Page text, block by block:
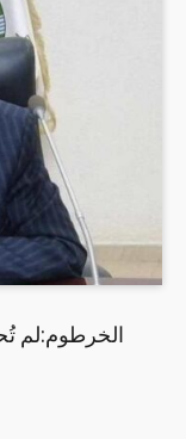
الخرطوم:لم